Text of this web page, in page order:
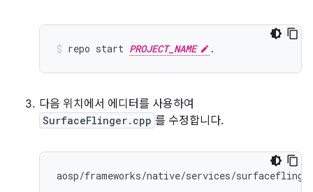
repo start PROJECT_NAME .
다음 위치에서 에디터를 사용하여
SurfaceFlinger.cpp 를 수정합니다.